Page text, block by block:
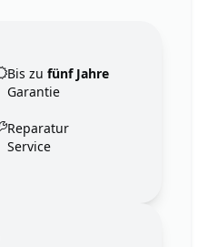
Bis zu fünf Jahre
Garantie
Reparatur
Service